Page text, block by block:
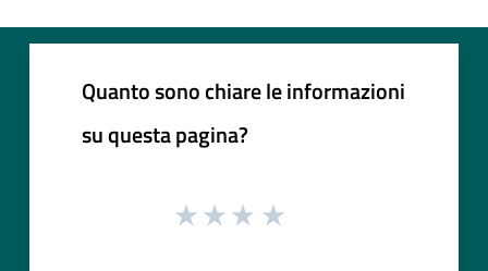
Quanto sono chiare le informazioni
su questa pagina?